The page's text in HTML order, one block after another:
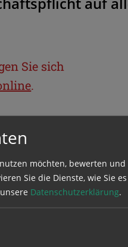
Sie sich
.
undmöchten, bewerten und
Sie die Dienste, wie Sie es
Datenschutzerklärung.